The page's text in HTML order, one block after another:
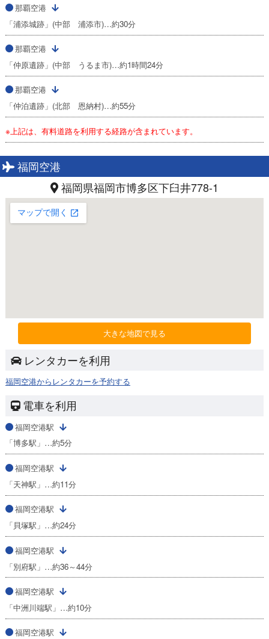
那覇空港
「浦添城跡」(中部 浦添市)…約30分
那覇空港
「仲原遺跡」(中部 うるま市)…約1時間24分
那覇空港
「仲泊遺跡」(北部 恩納村)…約55分
※上記は、有料道路を利用する経路が含まれています。
福岡空港
福岡県福岡市博多区下臼井778-1
大きな地図で見る
レンタカーを利用
福岡空港からレンタカーを予約する
電車を利用
福岡空港駅
「博多駅」…約5分
福岡空港駅
「天神駅」…約11分
福岡空港駅
「貝塚駅」…約24分
福岡空港駅
「別府駅」…約36～44分
福岡空港駅
「中洲川端駅」…約10分
福岡空港駅